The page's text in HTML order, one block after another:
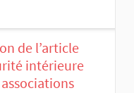
de l’article
intérieure